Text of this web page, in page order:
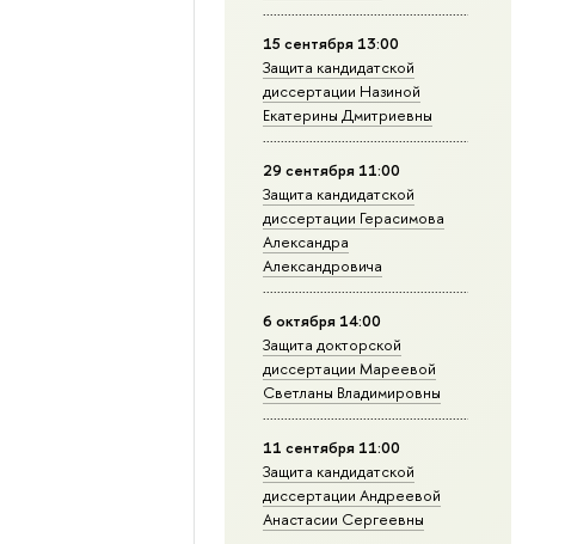
15 сентября 13:00
Защита кандидатской
диссертации Назиной
Екатерины Дмитриевны
29 сентября 11:00
Защита кандидатской
диссертации Герасимова
Александра
Александровича
6 октября 14:00
Защита докторской
диссертации Мареевой
Светланы Владимировны
11 сентября 11:00
Защита кандидатской
диссертации Андреевой
Анастасии Сергеевны